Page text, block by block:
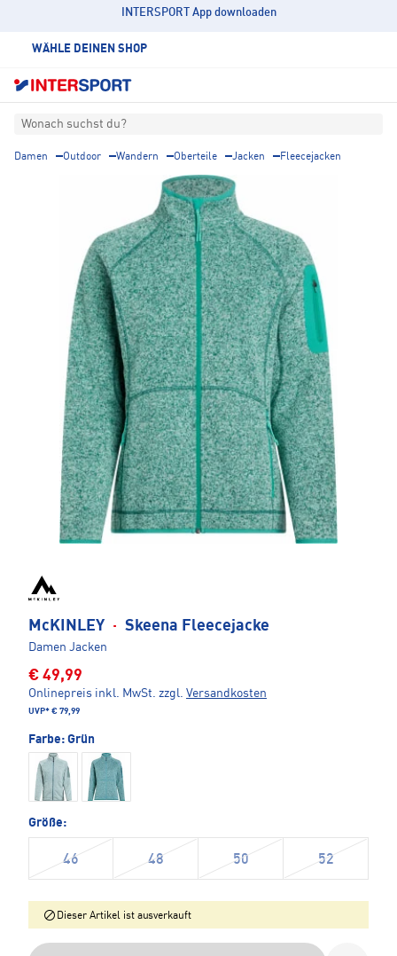
INTERSPORT App downloaden
WÄHLE DEINEN SHOP
Wonach suchst du?
Damen Outdoor Wandern Oberteile Jacken Fleecejacken
McKINLEY · Skeena Fleecejacke
Damen Jacken
€ 49,99
Onlinepreis inkl. MwSt. zzgl. Versandkosten
UVP* € 79,99
Farbe: Grün
Größe:
46 48 50 52
Dieser Artikel ist ausverkauft